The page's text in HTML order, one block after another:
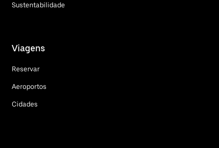
Sustentabilidade
Viagens
Reservar
Aeroportos
Cidades